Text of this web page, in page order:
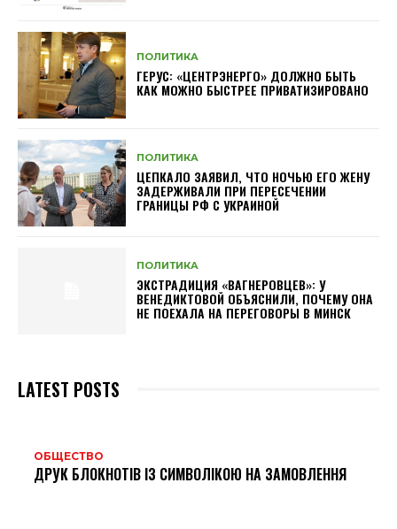
ПОЛИТИКА
ГЕРУС: «ЦЕНТРЭНЕРГО» ДОЛЖНО БЫТЬ
КАК МОЖНО БЫСТРЕЕ ПРИВАТИЗИРОВАНО
ПОЛИТИКА
ЦЕПКАЛО ЗАЯВИЛ, ЧТО НОЧЬЮ ЕГО ЖЕНУ
ЗАДЕРЖИВАЛИ ПРИ ПЕРЕСЕЧЕНИИ
ГРАНИЦЫ РФ С УКРАИНОЙ
ПОЛИТИКА
ЭКСТРАДИЦИЯ «ВАГНЕРОВЦЕВ»: У
ВЕНЕДИКТОВОЙ ОБЪЯСНИЛИ, ПОЧЕМУ ОНА
НЕ ПОЕХАЛА НА ПЕРЕГОВОРЫ В МИНСК
LATEST POSTS
ОБЩЕСТВО
ДРУК БЛОКНОТІВ ІЗ СИМВОЛІКОЮ НА ЗАМОВЛЕННЯ